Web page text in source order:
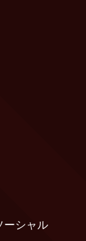
ソーシャル